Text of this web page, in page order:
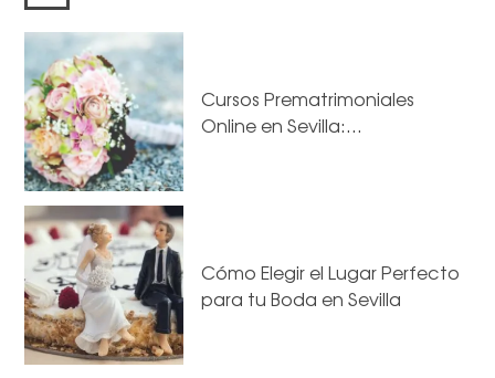
Cursos Prematrimoniales
Online en Sevilla:…
Cómo Elegir el Lugar Perfecto
para tu Boda en Sevilla